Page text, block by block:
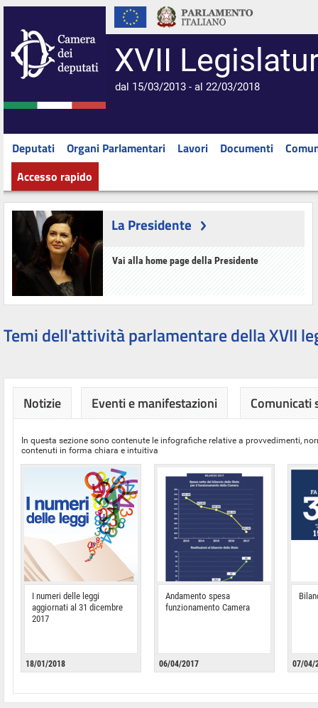
XVII
dal 15/03/2013 - al 22/03/2018
Deputati Organi Parlamentari Lavori Documenti
Accesso rapido
La Presidente
Vai alla home page della Presidente
Temi dell'attività parlamentare della XVII
Notizie Eventi e manifestazioni Comunicati
In questa sezione sono contenute le infografiche relative a provvedimenti,
contenuti in forma chiara e intuitiva
I numeri delle leggi
aggiornati al 31 dicembre
2017
18/01/2018
Andamento spesa
funzionamento Camera
06/04/2017 07/04/